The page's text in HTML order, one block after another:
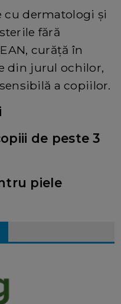
cu dermatologi și
fără
curăță în
din jurul ochilor,
a copiilor.
de peste 3
piele